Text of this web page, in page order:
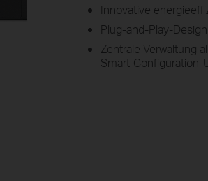
Innovative
Plug-and-Play-Design
Zentrale Verwaltung
Smart-Configuration-